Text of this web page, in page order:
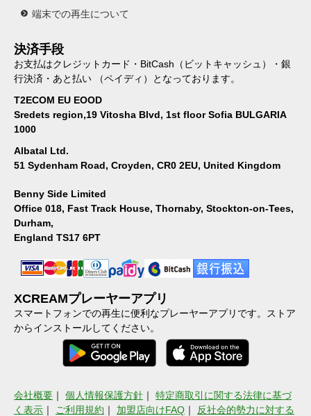
端末での再生について
決済手段
お支払はクレジットカード・BitCash（ビットキャッシュ）・銀
行決済・あと払い （ペイディ）となっております。
T2ECOM EU EOOD
Sredets region,19 Vitosha Blvd, 1st floor Sofia BULGARIA
1000
Albatal Ltd.
51 Sydenham Road, Croyden, CR0 2EU, United Kingdom
Benny Side Limited
Office 018, Fast Track House, Thornaby, Stockton-on-Tees,
Durham,
England TS17 6PT
XCREAMプレーヤーアプリ
スマートフォンでの再生に便利なプレーヤーアプリです。ストア
からインストールしてください。
会社概要 ｜ 個人情報保護方針 ｜ 特定商取引に関する法律に基づ
く表示 ｜ ご利用規約 ｜ 加盟店向けFAQ ｜ 反社会的勢力に対する